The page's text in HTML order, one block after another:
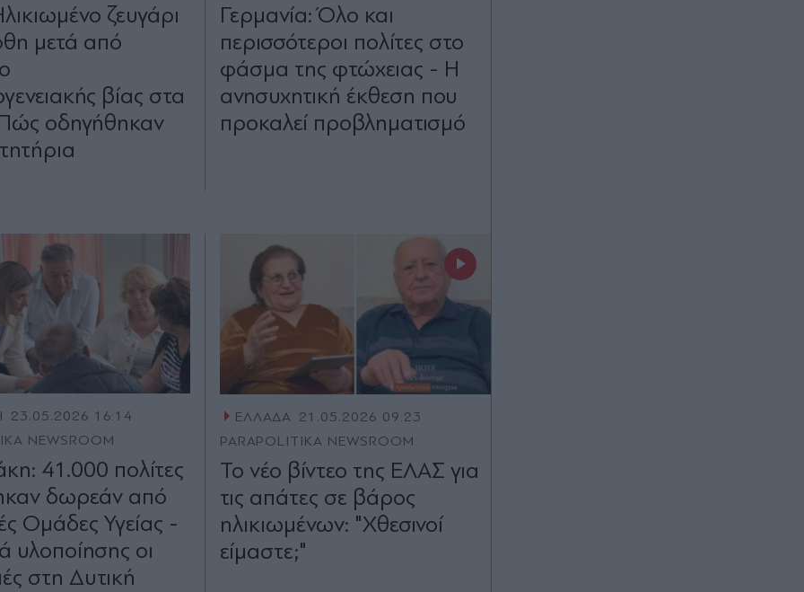
ζευγάρι
μετά από
βίας στα
οδηγήθηκαν
Γερμανία: Όλο και
περισσότεροι πολίτες στο
φάσμα της φτώχειας - Η
ανησυχητική έκθεση που
προκαλεί προβληματισμό
23.05.2026 16:14
NEWSROOM
41.000 πολίτες
δωρεάν από
Ομάδες Υγείας -
υλοποίησης οι
στη Δυτική
ΕΛΛΑΔΑ
21.05.2026 09:23
PARAPOLITIKA NEWSROOM
Το νέο βίντεο της ΕΛΑΣ για
τις απάτες σε βάρος
ηλικιωμένων: "Χθεσινοί
είμαστε;"